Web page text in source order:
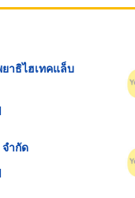
าธิไฮเทคแล็บ
ำกัด